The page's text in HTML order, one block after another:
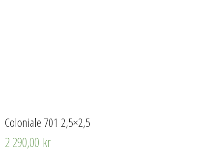
Coloniale 701 2,5×2,5
2 290,00 kr